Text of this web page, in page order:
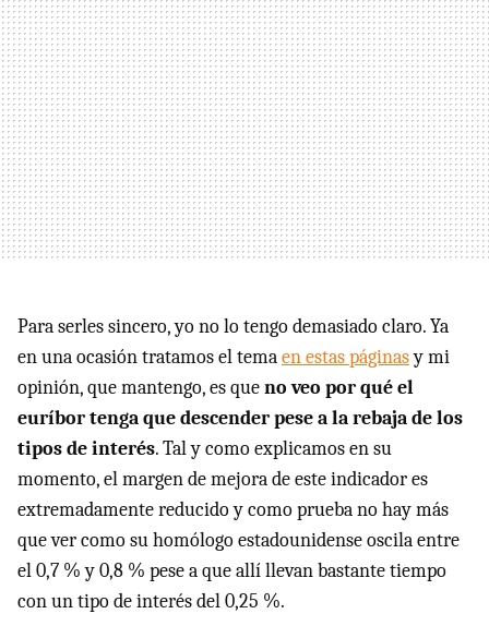
Para serles sincero, yo no lo tengo demasiado claro. Ya
en una ocasión tratamos el temaen estas páginasy mi
opinión, que mantengo, es queno veo por qué el
euríbor tenga que descender pese a la rebaja de los
tipos de interés. Tal y como explicamos en su
momento, el margen de mejora de este indicador es
extremadamente reducido y como prueba no hay más
que ver como su homólogo estadounidense oscila entre
el 0,7 % y 0,8 % pese a que allí llevan bastante tiempo
con un tipo de interés del 0,25 %.